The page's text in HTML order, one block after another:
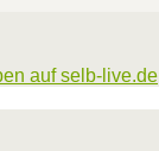
auf selb-live.de